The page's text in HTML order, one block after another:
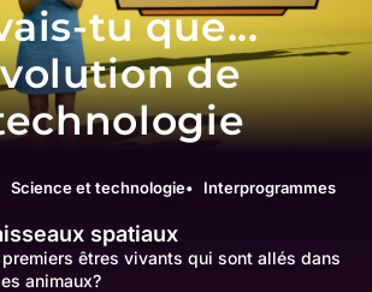
tu que...
de
Science et technologie Interprogrammes
spatiaux
êtres vivants qui sont allés dans
animaux?